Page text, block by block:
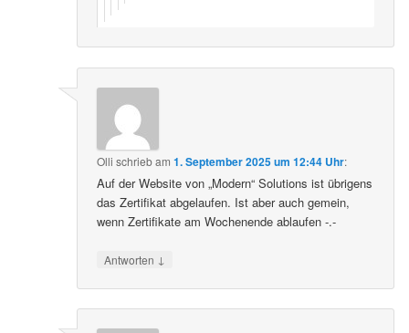
Olli schriebam1. September 2025 um 12:44 Uhr:
Auf der Website von „Modern“ Solutions ist übrigens
das Zertifikat abgelaufen. Ist aber auch gemein,
wenn Zertifikate am Wochenende ablaufen -.-
Antworten ↓